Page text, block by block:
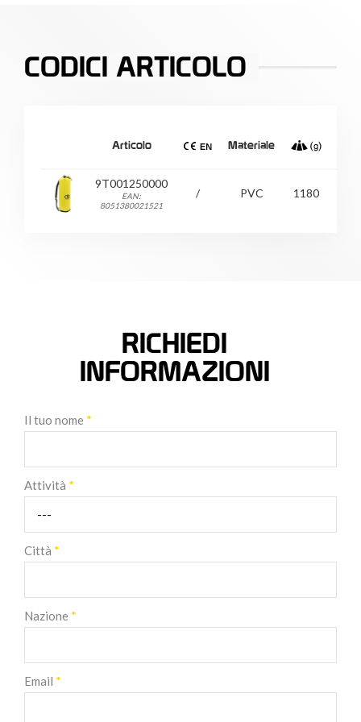
CODICI ARTICOLO
Articolo Materiale
9T001250000
EAN:
8051380021521
/ PVC 1180
RICHIEDI
INFORMAZIONI
Il tuo nome *
Attività *
Città *
Nazione *
Email *